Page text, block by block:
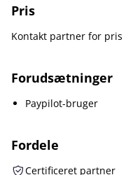
Pris
Kontakt partner for pris
Forudsætninger
Paypilot-bruger
Fordele
Certificeret partner